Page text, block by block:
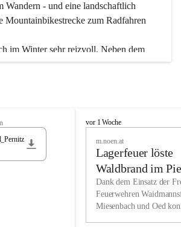
Wandern - und eine landschaftlich
Mountainbikestrecke zum Radfahren
im Winter sehr reizvoll. Neben dem
es auf dem nahe gelegenen Unterberg
die zum Schifahren oder
unserer Kulturvereine.
selbst, dass Sie in Miesenbach sowie
Gaststätten und urigen
als lebens- und liebenswerten Ort.
werden ebenso groß geschrieben
M
h
vor 1 Woche
m.noen.at
Lagerfeuer löste
Waldbrand im
aus
Dank dem Einsatz der
Feuerwehren
Miesenbach und Oed